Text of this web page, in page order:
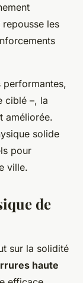
les
performantes,
ciblé –, la
améliorée.
solide
pour
ville.
de
sur la solidité
haute